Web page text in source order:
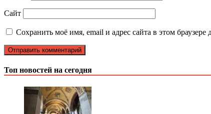
Сайт
Сохранить моё имя, email и адрес сайта в этом
Топ новостей на сегодня